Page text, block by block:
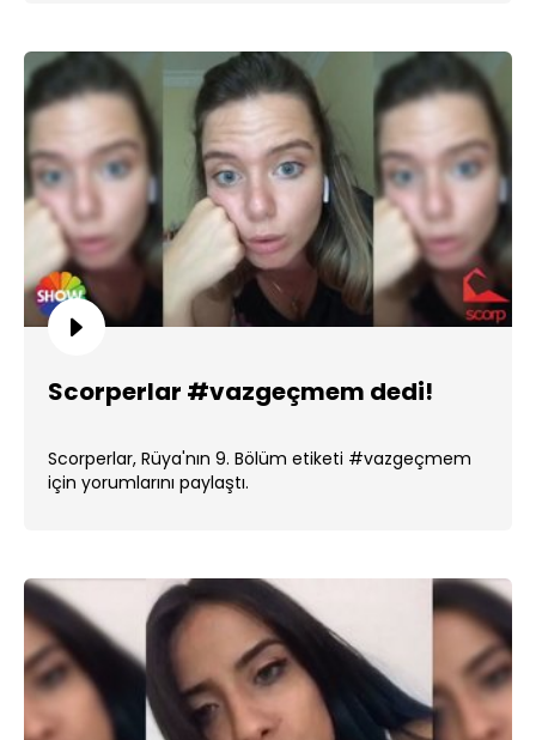
Scorperlar #vazgeçmem dedi!
Scorperlar, Rüya'nın 9. Bölüm etiketi #vazgeçmem
için yorumlarını paylaştı.